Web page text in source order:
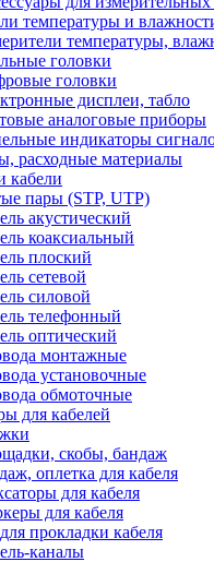
температуры и
температуры,
головки
головки
дисплеи, табло
аналоговые приборы
индикаторы
расходные материалы
кабели
пары (STP, UTP)
акустический
коаксиальный
плоский
сетевой
силовой
телефонный
оптический
монтажные
установочные
обмоточные
для кабелей
скобы, бандаж
оплетка для кабеля
для кабеля
для кабеля
прокладки кабеля
каналы